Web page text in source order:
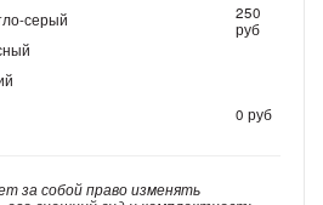
серый
250
руб
0 руб
за собой право изменять